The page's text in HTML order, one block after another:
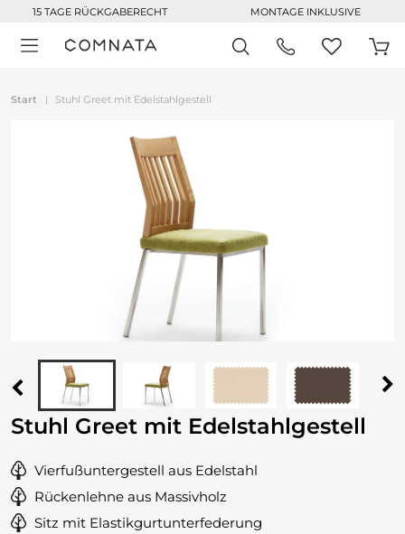
15 TAGE RÜCKGABERECHT MONTAGE INKLUSIVE
Start Stuhl Greet mit Edelstahlgestell
Stuhl Greet mit Edelstahlgestell
Vierfußuntergestell aus Edelstahl
Rückenlehne aus Massivholz
Sitz mit Elastikgurtunterfederung